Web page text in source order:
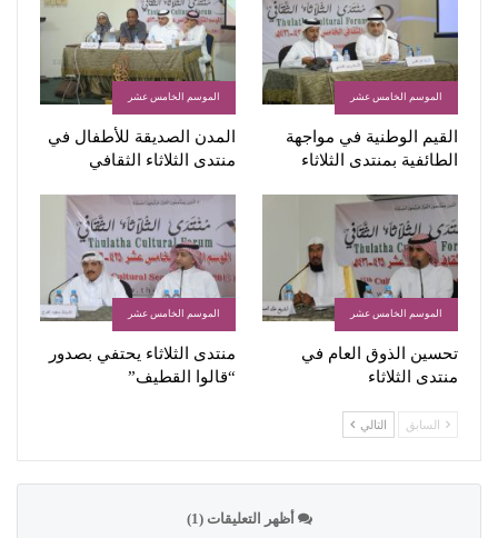
الموسم الخامس عشر
القيم الوطنية في مواجهة
الطائفية بمنتدى الثلاثاء
الموسم الخامس عشر
المدن الصديقة للأطفال في
منتدى الثلاثاء الثقافي
الموسم الخامس عشر
تحسين الذوق العام في
منتدى الثلاثاء
الموسم الخامس عشر
منتدى الثلاثاء يحتفي بصدور
“قالوا القطيف”
السابق التالي
أظهر التعليقات (1)